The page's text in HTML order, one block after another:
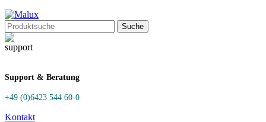
Suche
Support & Beratung
+49 (0)6423 544 60-0
Kontakt